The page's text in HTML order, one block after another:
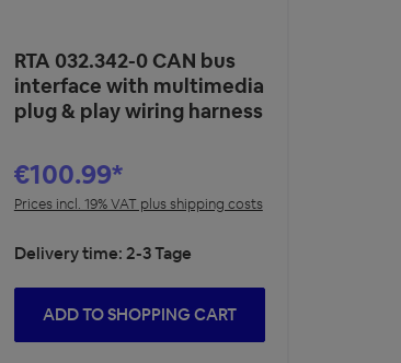
RTA 032.342-0 CAN bus
interface with multimedia
plug & play wiring harness
€100.99*
Prices incl. 19% VAT plus shipping costs
Delivery time: 2-3 Tage
ADD TO SHOPPING CART